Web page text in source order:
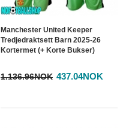
Manchester United Keeper
Tredjedraktsett Barn 2025-26
Kortermet (+ Korte Bukser)
1.136.96NOK 437.04NOK